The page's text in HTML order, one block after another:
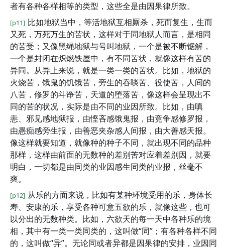
者有各种各样相等的类型，这些全是由因果律所致。
[p11] 比如地狱当中，等活地狱互相厮杀，死而复生，生而
又死，万死万生的苦状，这样对于同地狱人而言，是相同
的苦受；又像黑绳地狱与号叫地狱，一个是被不断锯解，
一个是封闭在炽燃铁屋中，有不同苦状，就像这样有苦的
异同。从异上来说，就是一类一类的苦状。比如，地狱的
火烧苦，饿鬼的饥饿苦，旁生的吞啖苦、役使苦，人间的
八苦，修罗的斗诤苦，天道的堕落苦，像这样会呈现出不
同的苦的状况，实际是由不同的业因所致。比如，由嗔
恚、邪见感地狱报，由悭吝感饿鬼报，由竞争感修罗报，
由愚痴感旁生报，由善恶夹杂感人间报，由大善感天报。
像这样就要知道，就像种的种子不同，就出现不同的品种
那样，这样由前面的无数种的差别苦对应着差别因，就要
明白，一切都是由同类的业因感生同类的业报，丝毫不
爽。
[p12] 从乐的方面来说，比如有某种环境受用的乐，身体长
寿、安康的乐，享受各种可意五欲的乐，就像这些，也可
以分出的无数种类。比如，六欲天的每一天中各种乐的境
相，其中有一类一类同类的，这叫做“同”；有各种各样不同
的，这叫做“异”。无论同或者异都是因果律的安排，业因同